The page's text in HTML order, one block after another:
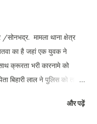
मामला थाना क्षेत्र
का है जहां एक युवक ने
क्रूरता भरी कारनामे को
बिहारी लाल ने पुलिस को तहरीर
शव को ठिकाने लगा दिया।
और पढ़ें